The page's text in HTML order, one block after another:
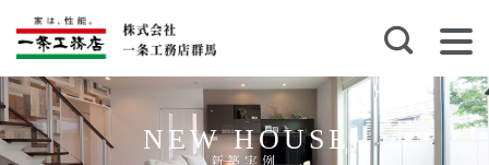
NEW HOUSE
新築実例